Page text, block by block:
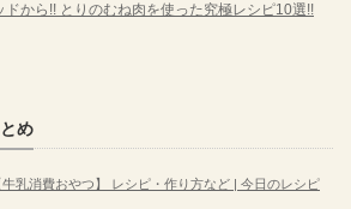
ドから!! とりのむね肉を使った究極レシピ10選!!
め
乳消費おやつ】 レシピ・作り方など | 今日のレシピ